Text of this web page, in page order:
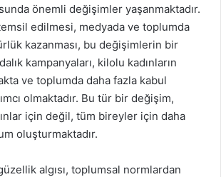
önemli değişimler yaşanmaktadır.
edilmesi, medyada ve toplumda
kazanması, bu değişimlerin bir
kampanyaları, kilolu kadınların
ve toplumda daha fazla kabul
olmaktadır. Bu tür bir değişim,
için değil, tüm bireyler için daha
oluşturmaktadır.
algısı, toplumsal normlardan